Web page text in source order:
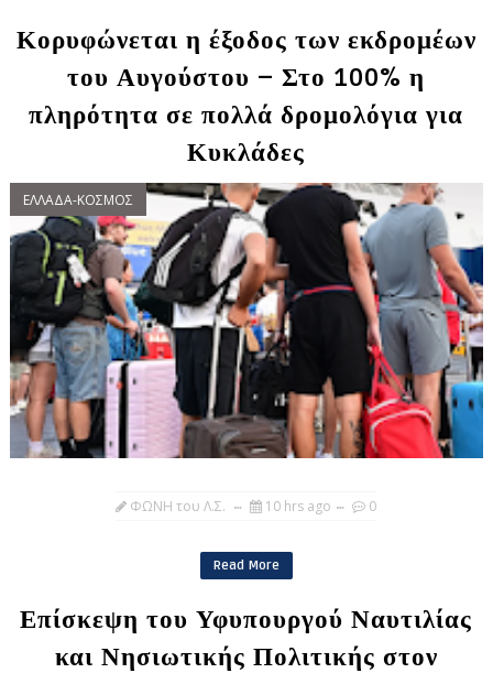
Κορυφώνεται η έξοδος των εκδρομέων
του Αυγούστου – Στο 100% η
πληρότητα σε πολλά δρομολόγια για
Κυκλάδες
ΕΛΛΑΔΑ-ΚΟΣΜΟΣ
ΦΩΝΗ του Λ.Σ. 10 hrs ago 0
Read More
Επίσκεψη του Υφυπουργού Ναυτιλίας
και Νησιωτικής Πολιτικής στον